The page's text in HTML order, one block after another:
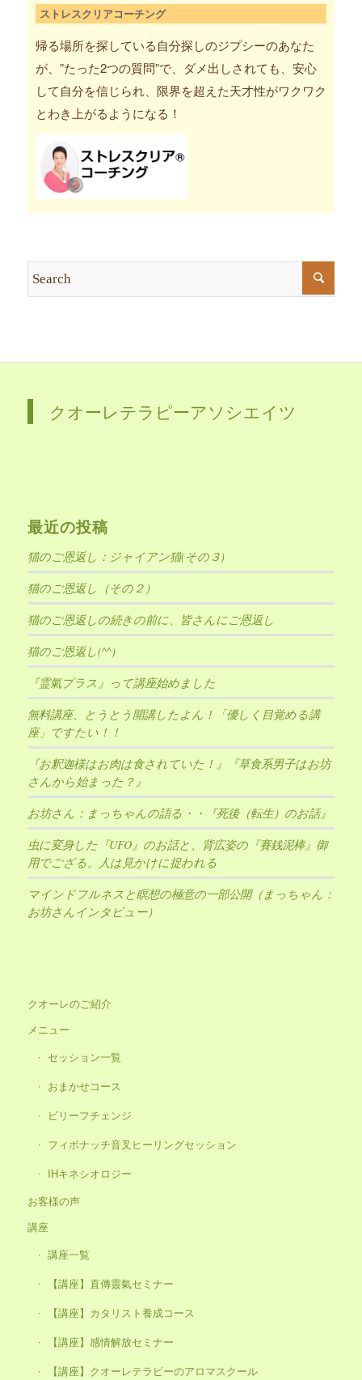
ストレスクリアコーチング
帰る場所を探している自分探しのジプシーのあなた
が、”たった2つの質問”で、ダメ出しされても、安心
して自分を信じられ、限界を超えた天才性がワクワク
とわき上がるようになる！
クオーレテラピーアソシエイツ
最近の投稿
猫のご恩返し：ジャイアン猫(その３)
猫のご恩返し（その２）
猫のご恩返しの続きの前に、皆さんにご恩返し
猫のご恩返し(^^)
『霊氣プラス』って講座始めました
無料講座、とうとう開講したよん！「優しく目覚める講
座」ですたい！！
『お釈迦様はお肉は食されていた！』『草食系男子はお坊
さんから始まった？』
お坊さん：まっちゃんの語る・・『死後（転生）のお話』
虫に変身した『UFO』のお話と、背広姿の『賽銭泥棒』御
用でござる。人は見かけに捉われる
マインドフルネスと瞑想の極意の一部公開（まっちゃん：
お坊さんインタビュー）
クオーレのご紹介
メニュー
セッション一覧
おまかせコース
ビリーフチェンジ
フィボナッチ音叉ヒーリングセッション
IHキネシオロジー
お客様の声
講座
講座一覧
【講座】直傳靈氣セミナー
【講座】カタリスト養成コース
【講座】感情解放セミナー
【講座】クオーレテラピーのアロマスクール